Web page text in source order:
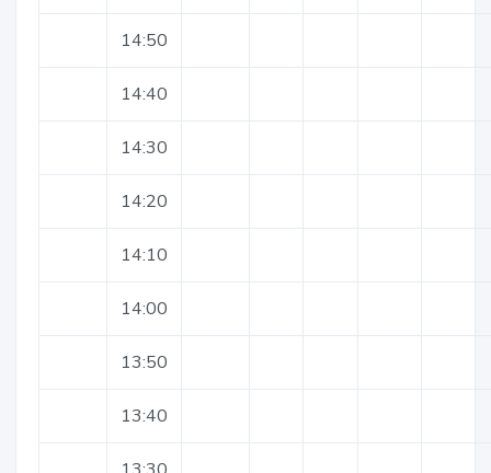
14:50
14:40
14:30
14:20
14:10
14:00
13:50
13:40